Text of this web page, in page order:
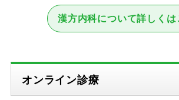
漢方内科について詳しくは
オンライン診療